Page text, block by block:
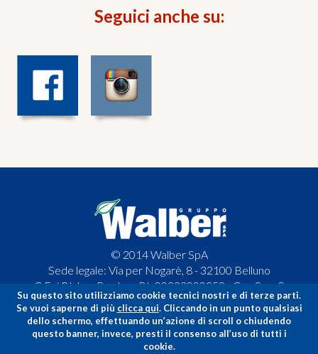
Seguici anche su:
© 2014 Walber SpA
Sede legale: Via per Nogarè, 8 - 32100 Belluno
C.F. / P.I. Iscr.Reg.Imp.BL 00223000258 - Cap.Soc. €
140.400,00 i.v.
Privacy|Cookie
Su questo sito utilizziamo cookie tecnici nostri e di terze parti.
Se vuoi saperne di più clicca qui. Cliccando in un punto qualsiasi
dello schermo, effettuando un’azione di scroll o chiudendo
questo banner, invece, presti il consenso all’uso di tutti i
cookie.